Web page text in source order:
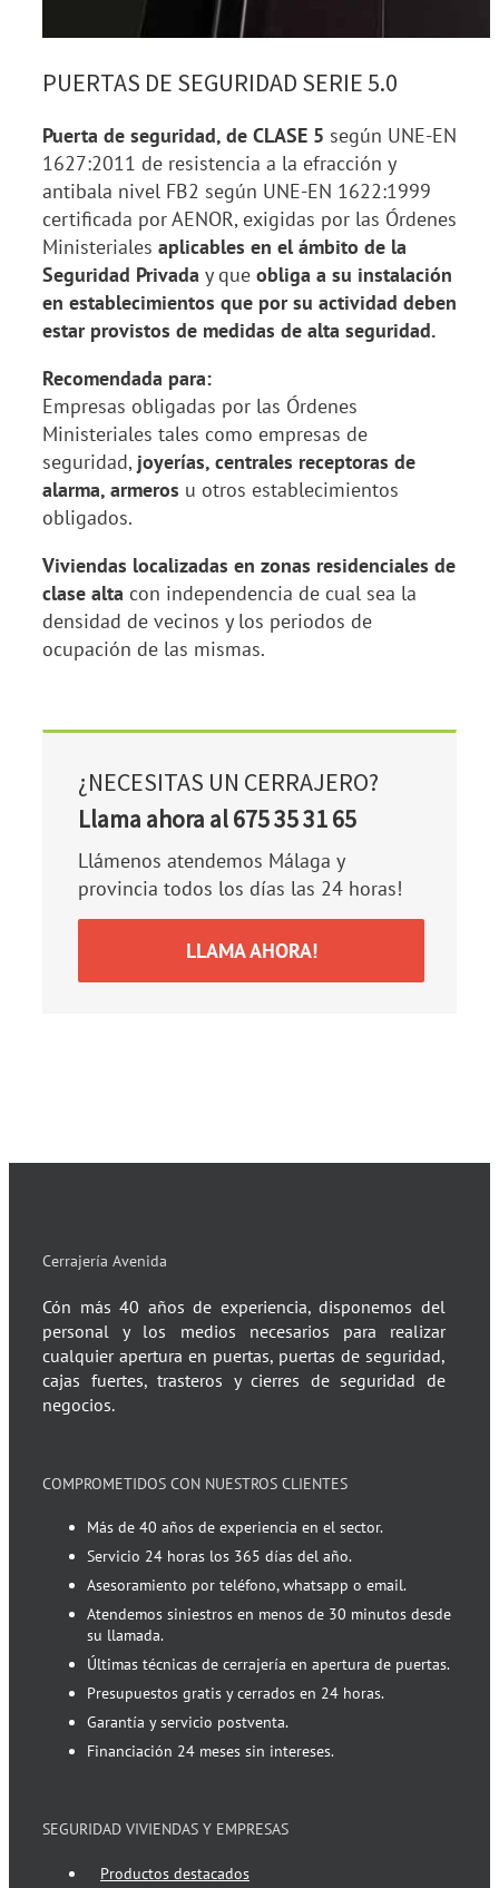
PUERTAS DE SEGURIDAD SERIE 5.0
Puerta de seguridad, de CLASE 5 según UNE-EN
1627:2011 de resistencia a la efracción y
antibala nivel FB2 según UNE-EN 1622:1999
certificada por AENOR, exigidas por las Órdenes
Ministeriales aplicables en el ámbito de la
Seguridad Privada y que obliga a su instalación
en establecimientos que por su actividad deben
estar provistos de medidas de alta seguridad.
Recomendada para:
Empresas obligadas por las Órdenes
Ministeriales tales como empresas de
seguridad, joyerías, centrales receptoras de
alarma, armeros u otros establecimientos
obligados.
Viviendas localizadas en zonas residenciales de
clase alta con independencia de cual sea la
densidad de vecinos y los periodos de
ocupación de las mismas.
¿NECESITAS UN CERRAJERO?
Llama ahora al 675 35 31 65
Llámenos atendemos Málaga y
provincia todos los días las 24 horas!
LLAMA AHORA!
Cerrajería Avenida
Cón más 40 años de experiencia, disponemos del
personal y los medios necesarios para realizar
cualquier apertura en puertas, puertas de seguridad,
cajas fuertes, trasteros y cierres de seguridad de
negocios.
COMPROMETIDOS CON NUESTROS CLIENTES
Más de 40 años de experiencia en el sector.
Servicio 24 horas los 365 días del año.
Asesoramiento por teléfono, whatsapp o email.
Atendemos siniestros en menos de 30 minutos desde
su llamada.
Últimas técnicas de cerrajería en apertura de puertas.
Presupuestos gratis y cerrados en 24 horas.
Garantía y servicio postventa.
Financiación 24 meses sin intereses.
SEGURIDAD VIVIENDAS Y EMPRESAS
Productos destacados